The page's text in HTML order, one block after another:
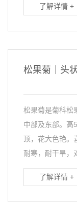
了解详情 +
松果菊｜头
松果菊是菊科松
中部及东部。高
顶，花大色艳。
耐寒，耐干旱，
了解详情 +